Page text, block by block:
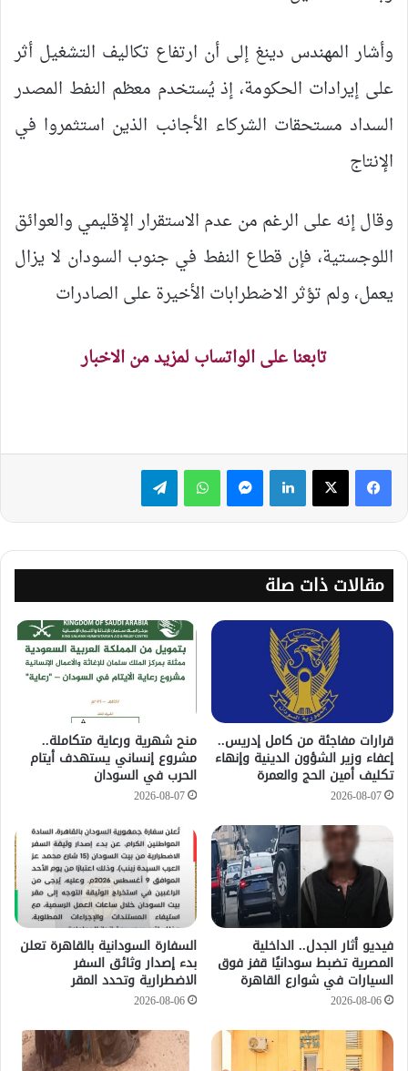
وأشار المهندس دينغ إلى أن ارتفاع تكاليف التشغيل أثر
على إيرادات الحكومة، إذ يُستخدم معظم النفط المصدر
السداد مستحقات الشركاء الأجانب الذين استثمروا في
الإنتاج
وقال إنه على الرغم من عدم الاستقرار الإقليمي والعوائق
اللوجستية، فإن قطاع النفط في جنوب السودان لا يزال
يعمل، ولم تؤثر الاضطرابات الأخيرة على الصادرات
تابعنا على الواتساب لمزيد من الاخبار
لينكدإن ماسنجر واتساب تيلقرام
مقالات ذات صلة
قرارات مفاجئة من كامل إدريس..
إعفاء وزير الشؤون الدينية وإنهاء
تكليف أمين الحج والعمرة
2026-08-07
منح شهرية ورعاية متكاملة..
مشروع إنساني يستهدف أيتام
الحرب في السودان
2026-08-07
فيديو أثار الجدل.. الداخلية
المصرية تضبط سودانيًا قفز فوق
السيارات في شوارع القاهرة
2026-08-06
السفارة السودانية بالقاهرة تعلن
بدء إصدار وثائق السفر
الاضطرارية وتحدد المقر
2026-08-06